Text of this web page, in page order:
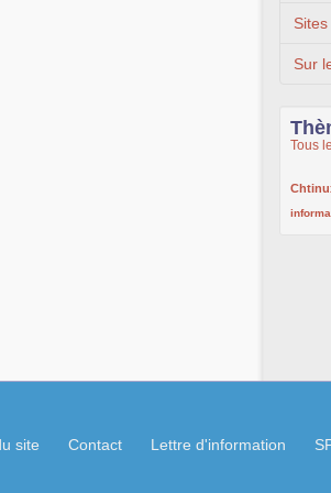
Sur
Tous
222/
1002/
132/
119/
168/
site Contact Lettre d'information